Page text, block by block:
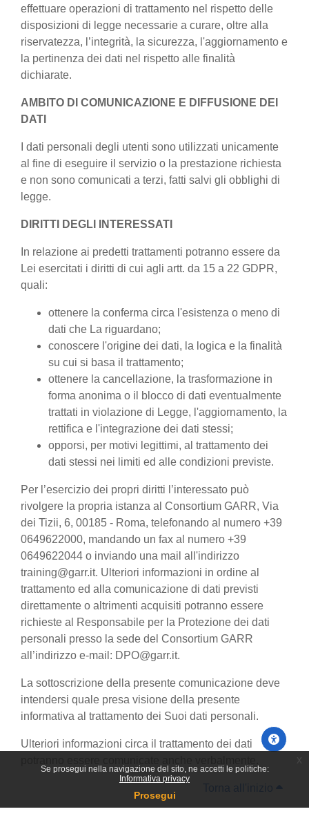
Se prosegui nella navigazione del sito, ne accetti le politiche:
Informativa privacy
Prosegui
effettuare operazioni di trattamento nel rispetto delle
disposizioni di legge necessarie a curare, oltre alla
riservatezza, l’integrità, la sicurezza, l'aggiornamento e
la pertinenza dei dati nel rispetto alle finalità
dichiarate.
AMBITO DI COMUNICAZIONE E DIFFUSIONE DEI
DATI
I dati personali degli utenti sono utilizzati unicamente
al fine di eseguire il servizio o la prestazione richiesta
e non sono comunicati a terzi, fatti salvi gli obblighi di
legge.
DIRITTI DEGLI INTERESSATI
In relazione ai predetti trattamenti potranno essere da
Lei esercitati i diritti di cui agli artt. da 15 a 22 GDPR,
quali:
ottenere la conferma circa l'esistenza o meno di
dati che La riguardano;
conoscere l'origine dei dati, la logica e la finalità
su cui si basa il trattamento;
ottenere la cancellazione, la trasformazione in
forma anonima o il blocco di dati eventualmente
trattati in violazione di Legge, l'aggiornamento, la
rettifica e l'integrazione dei dati stessi;
opporsi, per motivi legittimi, al trattamento dei
dati stessi nei limiti ed alle condizioni previste.
Per l’esercizio dei propri diritti l’interessato può
rivolgere la propria istanza al Consortium GARR, Via
dei Tizii, 6, 00185 - Roma, telefonando al numero +39
0649622000, mandando un fax al numero +39
0649622044 o inviando una mail all'indirizzo
training@garr.it. Ulteriori informazioni in ordine al
trattamento ed alla comunicazione di dati previsti
direttamente o altrimenti acquisiti potranno essere
richieste al Responsabile per la Protezione dei dati
personali presso la sede del Consortium GARR
all’indirizzo e-mail: DPO@garr.it.
La sottoscrizione della presente comunicazione deve
intendersi quale presa visione della presente
informativa al trattamento dei Suoi dati personali.
Ulteriori informazioni circa il trattamento dei dati